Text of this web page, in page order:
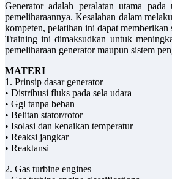
Generator adalah peralatan utama
pemeliharaannya. Kesalahan dalam
kompeten, pelatihan ini dapat
Training ini dimaksudkan untuk
pemeliharaan generator maupun sistem
MATERI
1. Prinsip dasar generator
• Distribusi fluks pada sela udara
• Ggl tanpa beban
• Belitan stator/rotor
• Isolasi dan kenaikan temperatur
• Reaksi jangkar
• Reaktansi
2. Gas turbine engines